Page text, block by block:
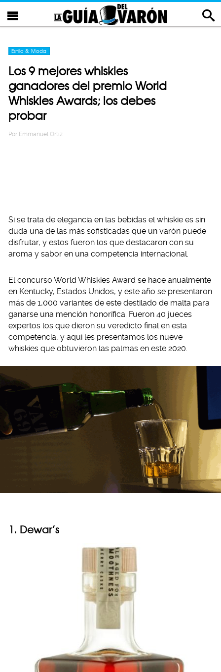
Estilo & Moda
Los 9 mejores whiskies
ganadores del premio World
Whiskies Awards; los debes
probar
Por Emmanuel Ortiz
Si se trata de elegancia en las bebidas el whiskie es sin
duda una de las más sofisticadas que un varón puede
disfrutar, y estos fueron los que destacaron con su
aroma y sabor en una competencia internacional.
El concurso World Whiskies Award se hace anualmente
en Kentucky, Estados Unidos, y este año se presentaron
más de 1,000 variantes de este destilado de malta para
ganarse una mención honorífica. Fueron 40 jueces
expertos los que dieron su veredicto final en esta
competencia, y aquí les presentamos los nueve
whiskies que obtuvieron las palmas en este 2020.
1. Dewar’s